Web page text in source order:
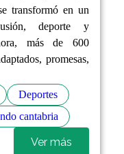
transformó en un
deporte y
más de 600
promesas,
Deportes
cantabria
Ver más